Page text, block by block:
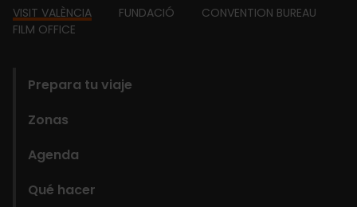
Footer
VISIT VALÈNCIA FUNDACIÓ
CONVENTION BUREAU
FILM OFFICE
Prepara tu viaje
Zonas
Agenda
Qué hacer